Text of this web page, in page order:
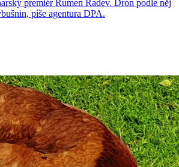
premiér Rumen Radev. Dron podle něj
píše agentura DPA.